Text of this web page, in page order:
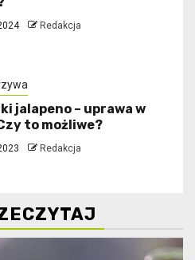
Redakcja
jalapeno – uprawa w
to możliwe?
Redakcja